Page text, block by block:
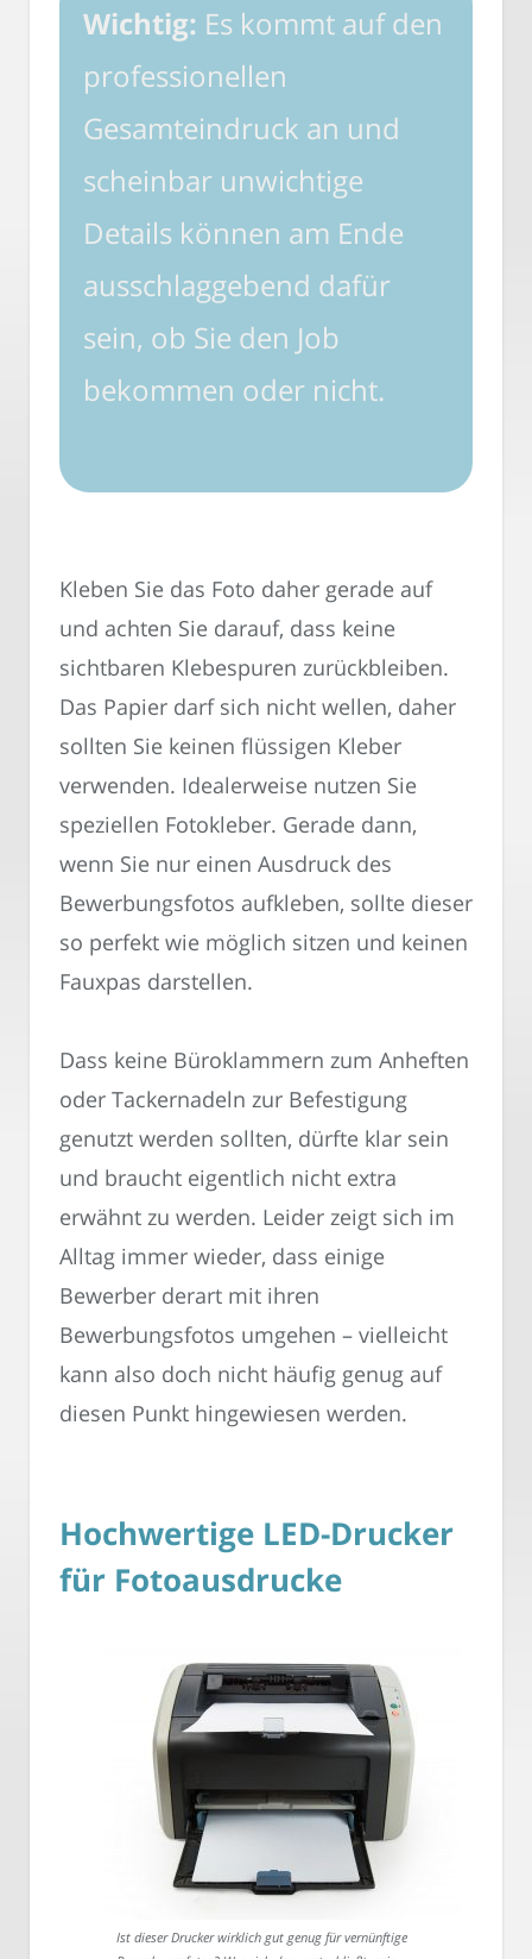
Wichtig: Es kommt auf den
professionellen
Gesamteindruck an und
scheinbar unwichtige
Details können am Ende
ausschlaggebend dafür
sein, ob Sie den Job
bekommen oder nicht.
Kleben Sie das Foto daher gerade auf
und achten Sie darauf, dass keine
sichtbaren Klebespuren zurückbleiben.
Das Papier darf sich nicht wellen, daher
sollten Sie keinen flüssigen Kleber
verwenden. Idealerweise nutzen Sie
speziellen Fotokleber. Gerade dann,
wenn Sie nur einen Ausdruck des
Bewerbungsfotos aufkleben, sollte dieser
so perfekt wie möglich sitzen und keinen
Fauxpas darstellen.
Dass keine Büroklammern zum Anheften
oder Tackernadeln zur Befestigung
genutzt werden sollten, dürfte klar sein
und braucht eigentlich nicht extra
erwähnt zu werden. Leider zeigt sich im
Alltag immer wieder, dass einige
Bewerber derart mit ihren
Bewerbungsfotos umgehen – vielleicht
kann also doch nicht häufig genug auf
diesen Punkt hingewiesen werden.
Hochwertige LED-Drucker
für Fotoausdrucke
Ist dieser Drucker wirklich gut genug für vernünftige